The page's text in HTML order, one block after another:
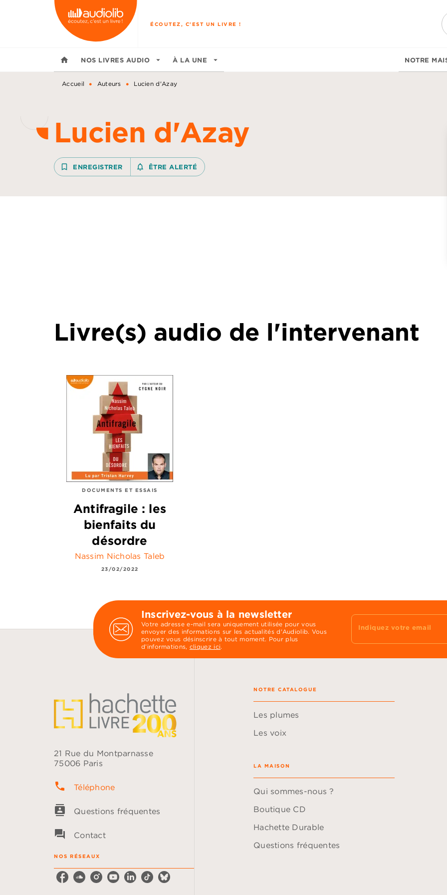
MENU RECHERCHE
ÉCOUTEZ, C'EST UN LIVRE !
home NOS LIVRES AUDIO arrow_drop_down À LA UNE arrow_drop_down NOTRE
Accueil • Auteurs • Lucien d'Azay
Lucien d'Azay
bookmark_border ENREGISTRER notifications_none_outlined
ÊTRE ALERTÉ
Livre(s) audio de l'intervenant
DOCUMENTS ET ESSAIS
Antifragile : les
bienfaits du
désordre
Nassim Nicholas Taleb
23/02/2022
Inscrivez-vous à la newsletter
Votre adresse e-mail sera uniquement utilisée pour vous
envoyer des informations sur les actualités d'Audiolib. Vous
pouvez vous désinscrire à tout moment. Pour plus
d’informations, cliquez ici.
Indiquez votre email
21 Rue du Montparnasse
75006 Paris
phone Téléphone
contacts Questions fréquentes
question_answer Contact
NOS RÉSEAUX
NOTRE CATALOGUE
Les plumes
Les voix
LA MAISON
Qui sommes-nous ?
Boutique CD
Hachette Durable
Questions fréquentes